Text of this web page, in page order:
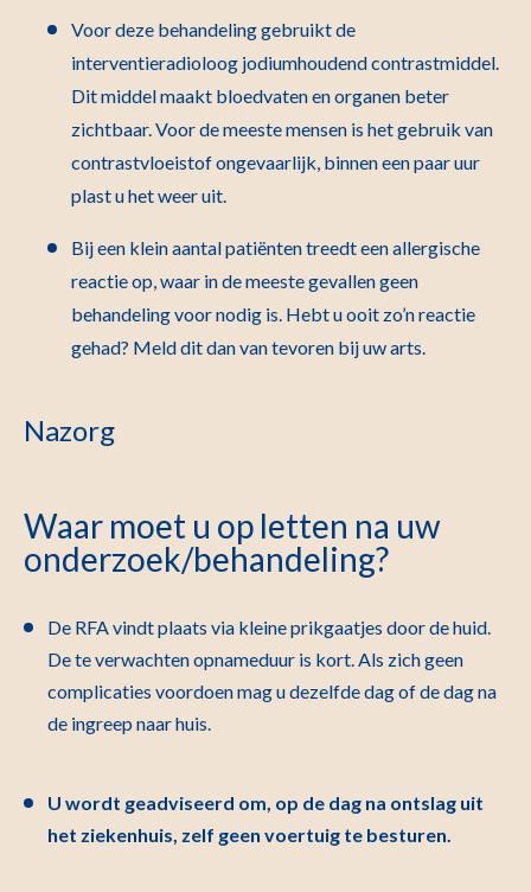
Voor deze behandeling gebruikt de
interventieradioloog jodiumhoudend contrastmiddel.
Dit middel maakt bloedvaten en organen beter
zichtbaar. Voor de meeste mensen is het gebruik van
contrastvloeistof ongevaarlijk, binnen een paar uur
plast u het weer uit.
Bij een klein aantal patiënten treedt een allergische
reactie op, waar in de meeste gevallen geen
behandeling voor nodig is. Hebt u ooit zo’n reactie
gehad? Meld dit dan van tevoren bij uw arts.
Nazorg
Waar moet u op letten na uw
onderzoek/behandeling?
De RFA vindt plaats via kleine prikgaatjes door de huid.
De te verwachten opnameduur is kort. Als zich geen
complicaties voordoen mag u dezelfde dag of de dag na
de ingreep naar huis.
U wordt geadviseerd om, op de dag na ontslag uit
het ziekenhuis, zelf geen voertuig te besturen.